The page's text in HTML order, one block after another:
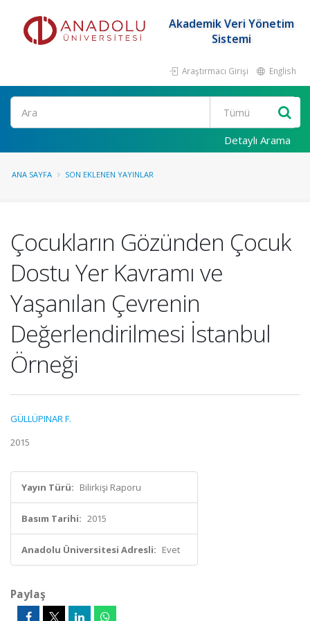
Akademik Veri Yönetim
Sistemi
Araştırmacı Girişi English
Ara
Detaylı Arama
ANA SAYFA SON EKLENEN YAYINLAR
Çocukların Gözünden Çocuk
Dostu Yer Kavramı ve
Yaşanılan Çevrenin
Değerlendirilmesi İstanbul
Örneği
GÜLLÜPINAR F.
2015
Yayın Türü: Bilirkişi Raporu
Basım Tarihi: 2015
Anadolu Üniversitesi Adresli: Evet
Paylaş